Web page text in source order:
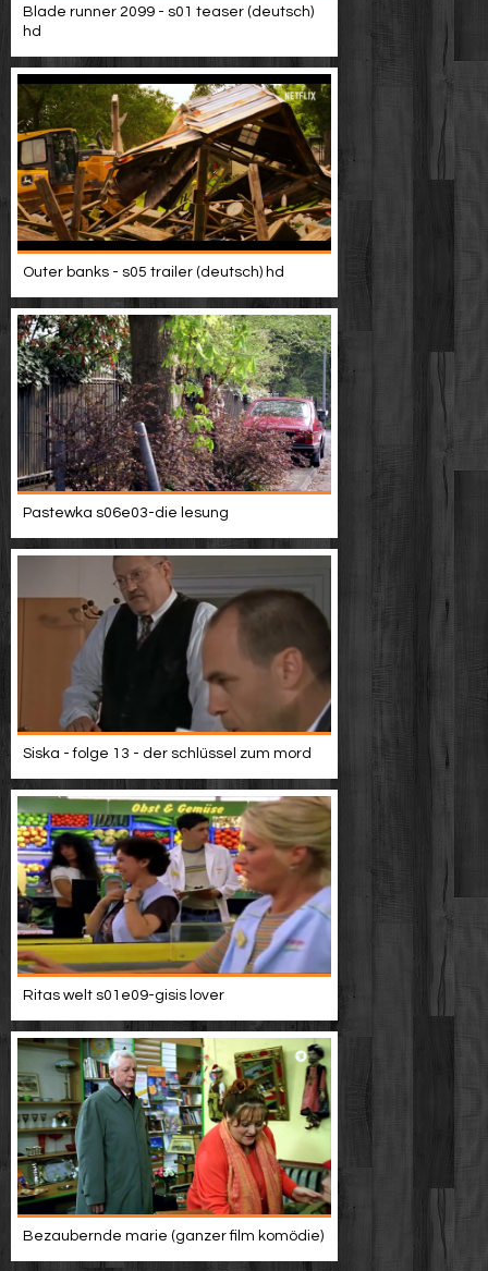
Blade runner 2099 - s01 teaser (deutsch)
hd
Outer banks - s05 trailer (deutsch) hd
Pastewka s06e03-die lesung
Siska - folge 13 - der schlüssel zum mord
Ritas welt s01e09-gisis lover
Bezaubernde marie (ganzer film komödie)